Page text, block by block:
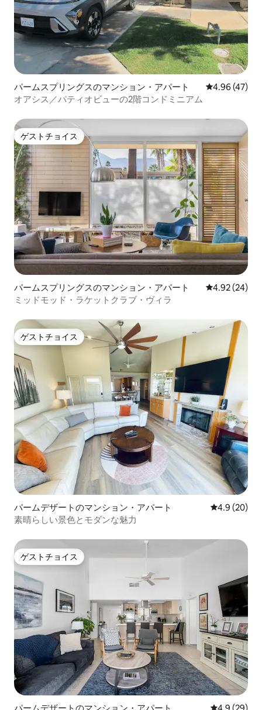
パームスプリングスのマンション・アパート レビュー47
4.96 (47)
オアシス／パティオビューの2階コンドミニアム
ゲストチョイス
ゲストチョイス
パームスプリングスのマンション・アパート レビュー24
4.92 (24)
ミッドモッド・ラケットクラブ・ヴィラ
ゲストチョイス
ゲストチョイス
パームデザートのマンション・アパート レビュー20
4.9 (20)
素晴らしい景色とモダンな魅力
ゲストチョイス
ゲストチョイス